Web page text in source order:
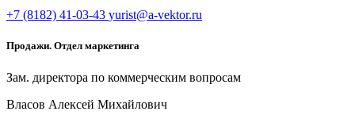
+7 (8182) 41-03-43 yurist@a-vektor.ru
Продажи. Отдел маркетинга
Зам. директора по коммерческим вопросам
Власов Алексей Михайлович